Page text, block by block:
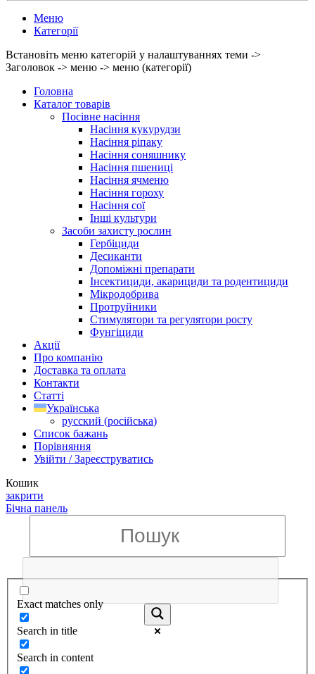
Меню
Категорії
Встановіть меню категорій у налаштуваннях теми ->
Заголовок -> меню -> меню (категорії)
Головна
Каталог товарів
Посівне насіння
Насіння кукурудзи
Насіння ріпаку
Насіння соняшнику
Насіння пшениці
Насіння ячменю
Насіння гороху
Насіння сої
Інші культури
Засоби захисту рослин
Гербіциди
Десиканти
Допоміжні препарати
Інсектициди, акарициди та родентициди
Мікродобрива
Протруйники
Стимулятори та регулятори росту
Фунгіциди
Акції
Про компанію
Доставка та оплата
Контакти
Статті
Українська
русский (російська)
Список бажань
Порівняння
Увійти / Зареєструватись
Кошик
закрити
Бічна панель
Exact matches only
Search in title
Search in content